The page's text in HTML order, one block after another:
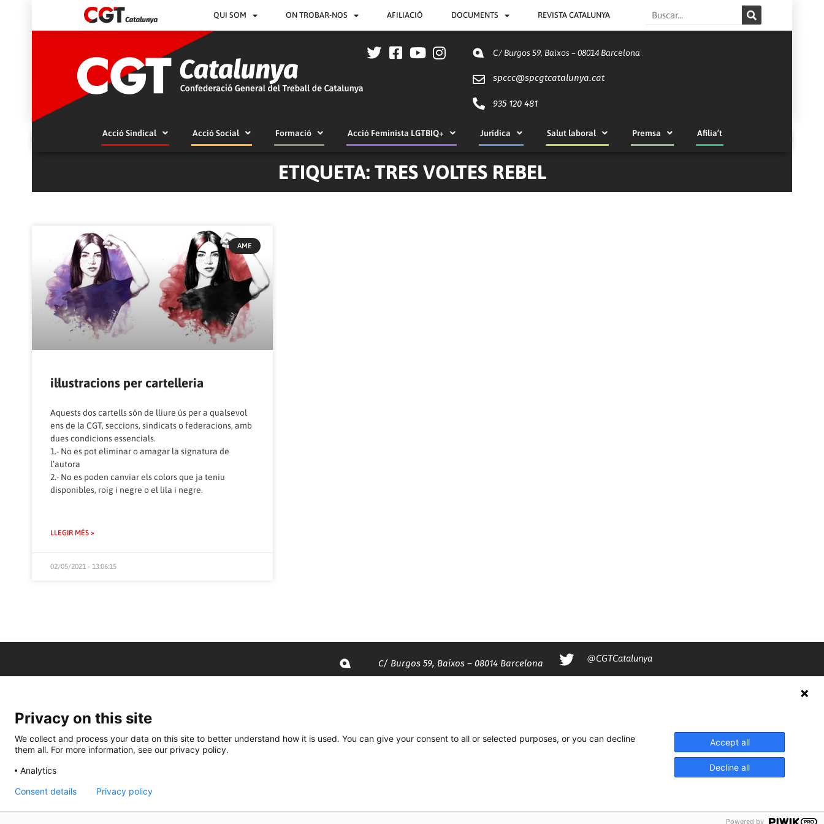
QUI SOM ON TROBAR-NOS AFILIACIÓ DOCUMENTS REVISTA CATALUNYA Search
C/ Burgos 59, Baixos – 08014 Barcelona
spccc@spcgtcatalunya.cat
935 120 481
Acció Sindical Acció Social Formació Acció Feminista LGTBIQ+ Jurídica Salut laboral Premsa Afilia’t
ETIQUETA: TRES VOLTES REBEL
AME
il·lustracions per cartelleria
Aquests dos cartells són de lliure ús per a qualsevol
ens de la CGT, seccions, sindicats o federacions, amb
dues condicions essencials.
1.- No es pot eliminar o amagar la signatura de
l’autora
2.- No es poden canviar els colors que ja teniu
disponibles, roig i negre o el lila i negre.
LLEGIR MÉS »
02/05/2021 - 13:06:15
C/ Burgos 59, Baixos – 08014 Barcelona
935 120 481
@CGTCatalunya
Privacy on this site
We collect and process your data on this site to better understand how it is used. You can give your consent to all or selected purposes, or you can decline
them all. For more information, see our privacy policy.
Analytics
Accept all
Decline all
Consent details Privacy policy
Powered by